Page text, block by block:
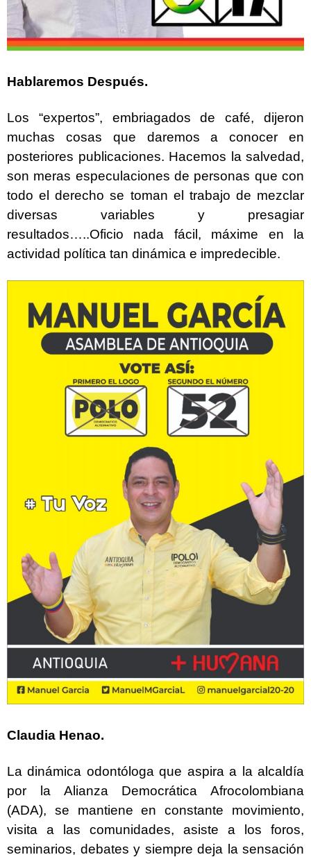
Hablaremos Después.
Los “expertos”, embriagados de café, dijeron
muchas cosas que daremos a conocer en
posteriores publicaciones. Hacemos la salvedad,
son meras especulaciones de personas que con
todo el derecho se toman el trabajo de mezclar
diversas variables y presagiar
resultados…..Oficio nada fácil, máxime en la
actividad política tan dinámica e impredecible.
Claudia Henao.
La dinámica odontóloga que aspira a la alcaldía
por la Alianza Democrática Afrocolombiana
(ADA), se mantiene en constante movimiento,
visita a las comunidades, asiste a los foros,
seminarios, debates y siempre deja la sensación